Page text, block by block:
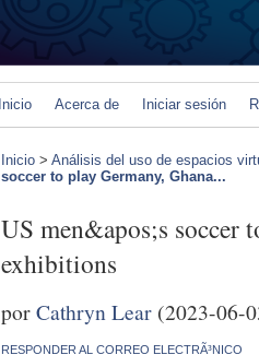
Inicio Acerca de Iniciar sesión
Inicio > Análisis del uso de espacios
soccer to play Germany, Ghana...
US men&apos;s soccer
exhibitions
porCathryn Lear (2023-06-
RESPONDER AL CORREO ELECTRÃ³NICO